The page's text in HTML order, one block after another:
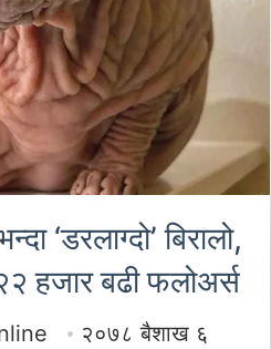
‘डरलाग्दो’ बिरालो,
हजार बढी फलोअर्स
२०७८ बैशाख ६